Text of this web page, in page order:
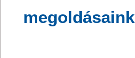
megoldásaink